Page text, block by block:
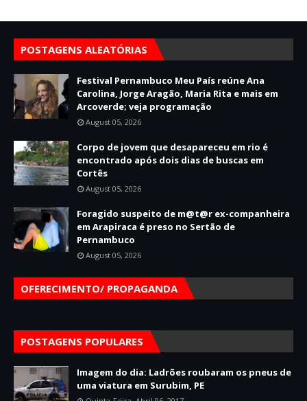
POSTAGENS ALEATÓRIAS
Festival Pernambuco Meu País reúne Ana
Carolina, Jorge Aragão, Maria Rita e mais em
Arcoverde; veja programação
August 05, 2026
Corpo de jovem que desapareceu em rio é
encontrado após dois dias de buscas em
Cortês
August 05, 2026
Foragido suspeito de m@t@r ex-companheira
em Arapiraca é preso no Sertão de
Pernambuco
August 05, 2026
OFERECIMENTO/ PROPAGANDA
POSTAGENS POPULARES
Imagem do dia: Ladrões roubaram os pneus de
uma viatura em Surubim, PE